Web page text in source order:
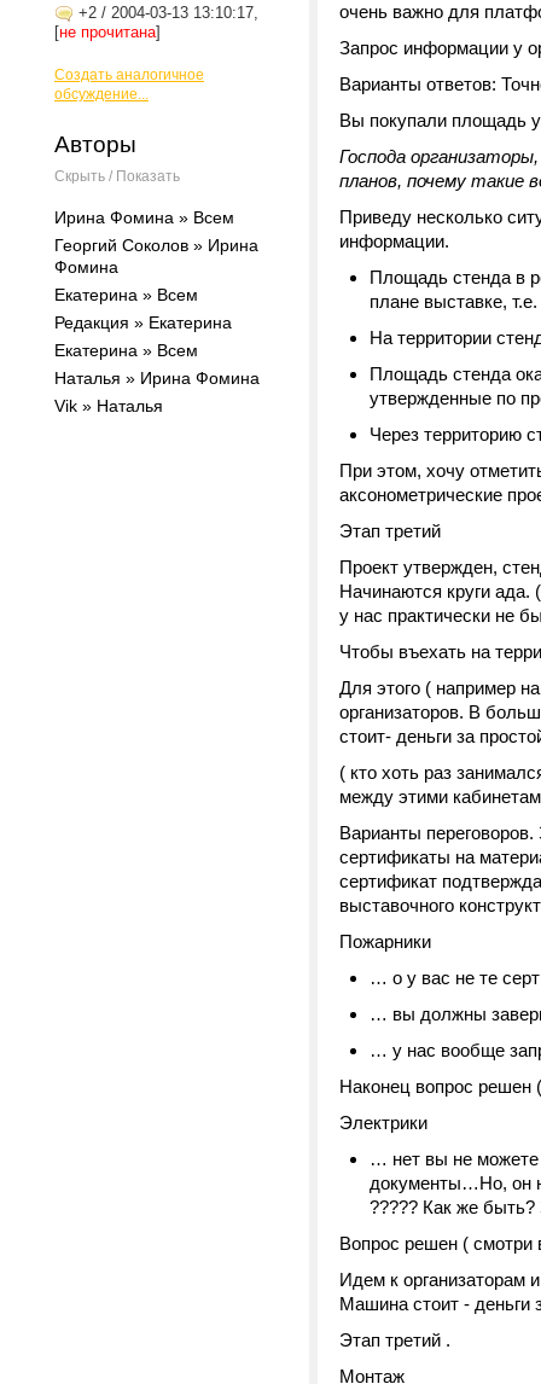
+2 / 2004-03-13 13:10:17,
[не прочитана]
Создать аналогичное
обсуждение...
Авторы
Скрыть / Показать
Ирина Фомина » Всем
Георгий Соколов » Ирина
Фомина
Екатерина » Всем
Редакция » Екатерина
Екатерина » Всем
Наталья » Ирина Фомина
Vik » Наталья
очень важно для
Запрос информации у
Варианты ответов:
Вы покупали площадь
Господа
планов, почему такие
Приведу несколько
информации.
Площадь стенда в
плане выставке,
На территории
Площадь стенда
утвержденные по
Через территорию
При этом, хочу
аксонометрические
Этап третий
Проект утвержден,
Начинаются круги
у нас практически не
Чтобы въехать на
Для этого ( например
организаторов. В
стоит- деньги за
( кто хоть раз
между этими
Варианты
сертификаты на
сертификат
выставочного
Пожарники
… о у вас не те
… вы должны
… у нас вообще
Наконец вопрос решен
Электрики
… нет вы не можете
документы…Но, он
????? Как же
Вопрос решен ( смотри
Идем к организаторам
Машина стоит - деньги
Этап третий .
Монтаж